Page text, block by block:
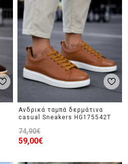
Ανδρικά ταμπά δερμάτινα
casual Sneakers HG175542T
59,00€
74,90€